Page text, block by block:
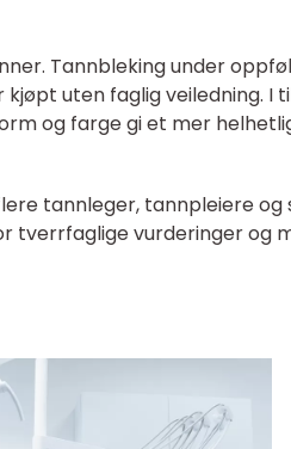
Tannbleking under
uten faglig veiledning. I
og farge gi et mer
tannleger, tannpleiere og
tverrfaglige vurderinger og